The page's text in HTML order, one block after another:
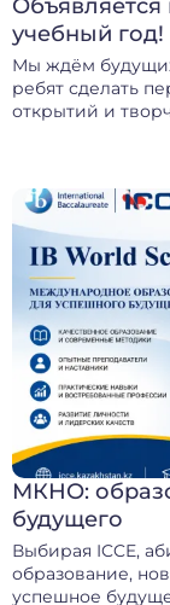
Объявляется
учебный год!
Мы ждём
ребят сделать
открытий и
МКНО:
будущего
Выбирая ICCE,
образование,
успешное